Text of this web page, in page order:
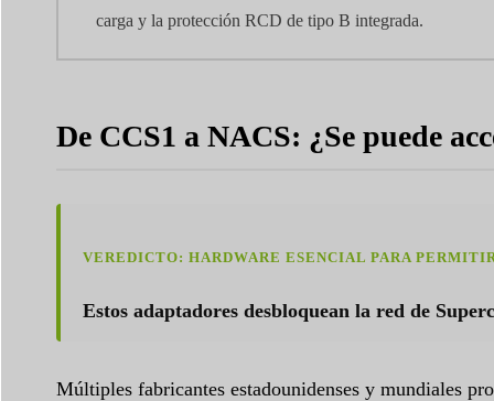
carga y la protección RCD de tipo B integrada.
De CCS1 a NACS: ¿Se puede
VEREDICTO: HARDWARE ESENCIAL PARA
Estos adaptadores desbloquean la red de
Múltiples fabricantes estadounidenses y mundiales